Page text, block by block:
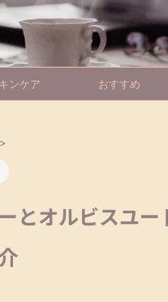
ンケア おすすめ
>
とオルビスユ